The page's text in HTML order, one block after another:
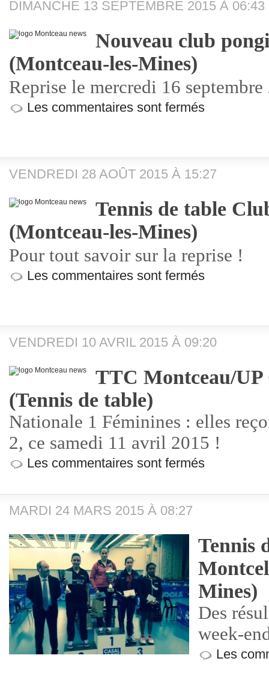
DIMANCHE 13 SEPTEMBRE 2015 À 06:43
Nouveau club
(Montceau-les-Mines)
Reprise le mercredi 16
Les commentaires sont fermés
VENDREDI 28 AOÛT 2015 À 15:27
Tennis de table
(Montceau-les-Mines)
Pour tout savoir sur la reprise !
Les commentaires sont fermés
VENDREDI 10 AVRIL 2015 À 09:20
TTC Montceau/UP
(Tennis de table)
Nationale 1 Féminines : elles
2, ce samedi 11 avril 2015 !
Les commentaires sont fermés
MARDI 24 MARS 2015 À 08:27
Tennis
Mines)
Des
week-
Les